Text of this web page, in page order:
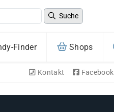
Suche
Finder Shops
Kontakt Facebook